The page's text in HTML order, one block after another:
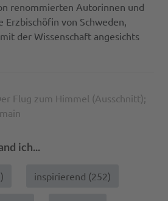
renommierten Autorinnen und
von Schweden,
der Wissenschaft angesichts
Flug zum Himmel (Ausschnitt);
ich...
) inspirierend (252)